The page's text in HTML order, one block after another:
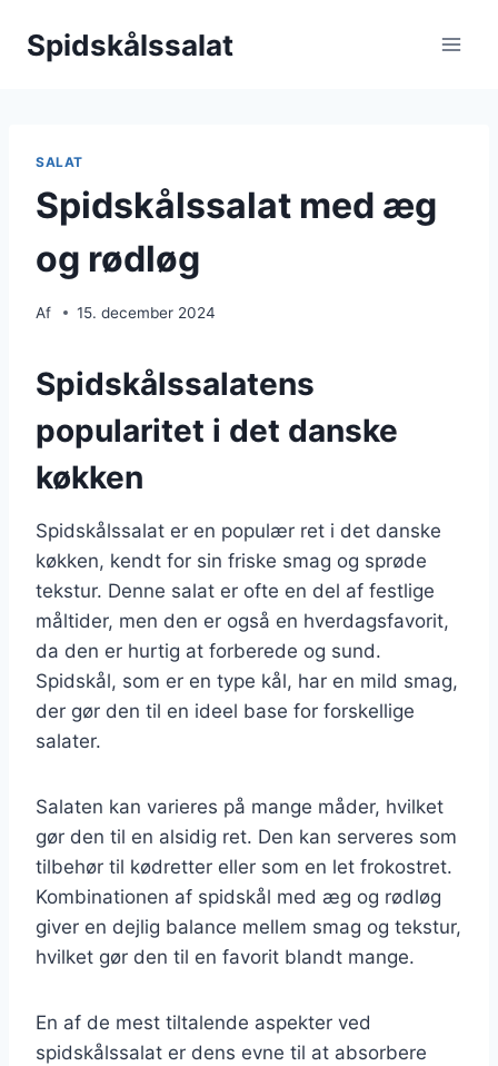
Spidskålssalat
SALAT
Spidskålssalat med æg
og rødløg
Af 15. december 2024
Spidskålssalatens
popularitet i det danske
køkken
Spidskålssalat er en populær ret i det danske
køkken, kendt for sin friske smag og sprøde
tekstur. Denne salat er ofte en del af festlige
måltider, men den er også en hverdagsfavorit,
da den er hurtig at forberede og sund.
Spidskål, som er en type kål, har en mild smag,
der gør den til en ideel base for forskellige
salater.
Salaten kan varieres på mange måder, hvilket
gør den til en alsidig ret. Den kan serveres som
tilbehør til kødretter eller som en let frokostret.
Kombinationen af spidskål med æg og rødløg
giver en dejlig balance mellem smag og tekstur,
hvilket gør den til en favorit blandt mange.
En af de mest tiltalende aspekter ved
spidskålssalat er dens evne til at absorbere